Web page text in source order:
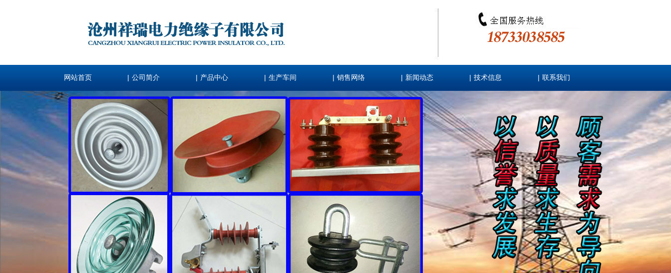
网站首页 | 公司简介 | 产品中心 | 生产车间 | 销售网络 | 新闻动态 | 技术信息 | 联系我们